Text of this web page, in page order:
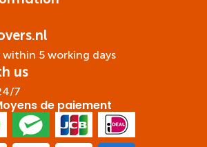
within 5 working days
us
7
de paiement